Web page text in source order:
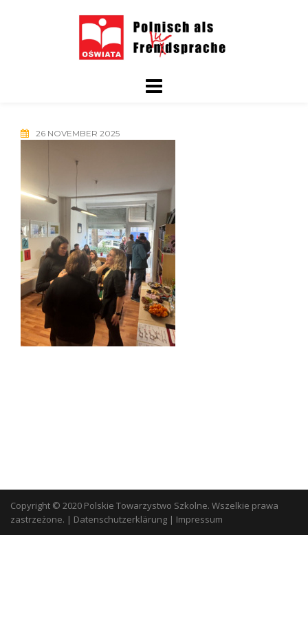
26 NOVEMBER 2025
Copyright © 2020 Polskie Towarzystwo Szkolne. Wszelkie prawa
zastrzeżone. | Datenschutzerklärung | Impressum